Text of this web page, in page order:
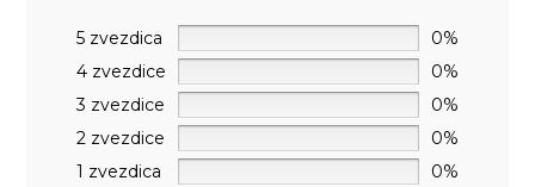
5 zvezdica
0%
4 zvezdice
0%
3 zvezdice
0%
2 zvezdice
0%
1 zvezdica
0%